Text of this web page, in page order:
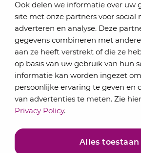
Ook delen we informatie over uw
site met onze partners voor social
adverteren en analyse. Deze
gegevens combineren met
aan ze heeft verstrekt of die ze
op basis van uw gebruik van hun
informatie kan worden ingezet
persoonlijke ervaring te geven en
van advertenties te meten. Zie
Privacy Policy.
Alles toestaan
Elke maand bundelen de
de eSigt het nieuws.
Jouw emailadres
Inschrijven